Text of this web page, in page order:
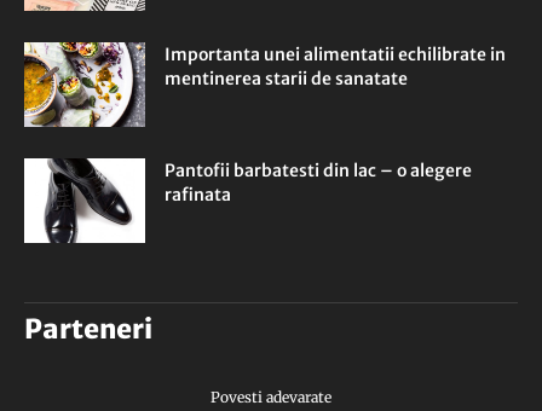
Importanta unei alimentatii echilibrate in
mentinerea starii de sanatate
Pantofii barbatesti din lac – o alegere
rafinata
Parteneri
Povesti adevarate